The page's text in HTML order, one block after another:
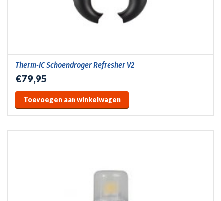
Therm-IC Schoendroger Refresher V2
€79,95
Toevoegen aan winkelwagen